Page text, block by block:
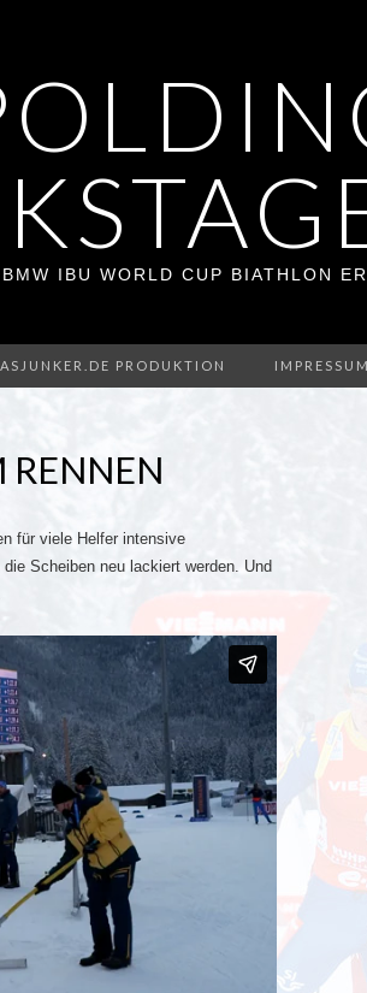
IBU WORLD CUP BIATHLON
PRODUKTION
RENNEN
für viele Helfer intensive
Scheiben neu lackiert werden. Und